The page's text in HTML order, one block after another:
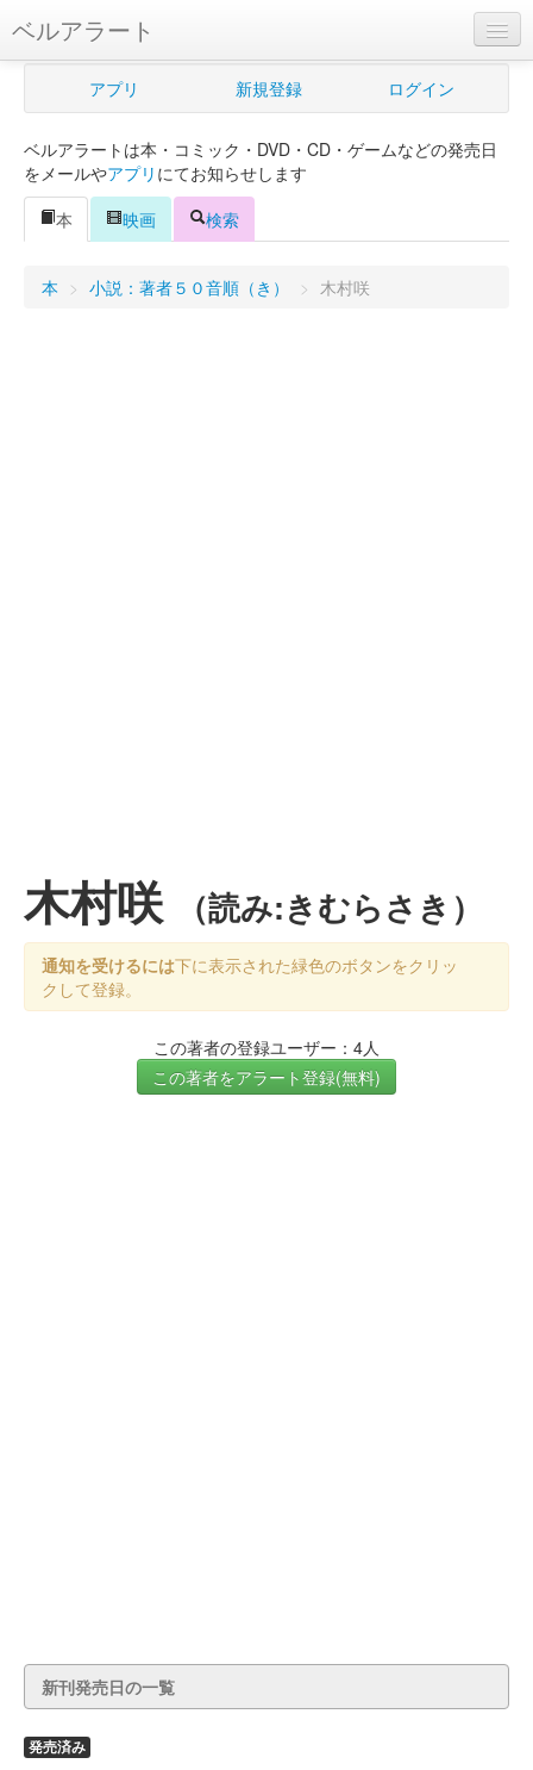
ベルアラート
ベルアラートとは
新規登録
ログイン
アプリ 新規登録 ログイン
ベルアラートは本・コミック・DVD・CD・ゲームなどの発売日
をメールやアプリ にてお知らせします
本
映画 検索
本 > 小説：著者５０音順（き） > 木村咲
木村咲 （読み:きむらさき）
通知を受けるには下に表示された緑色のボタンをクリッ
クして登録。
この著者の登録ユーザー：4人
この著者をアラート登録(無料)
新刊発売日の一覧
発売済み